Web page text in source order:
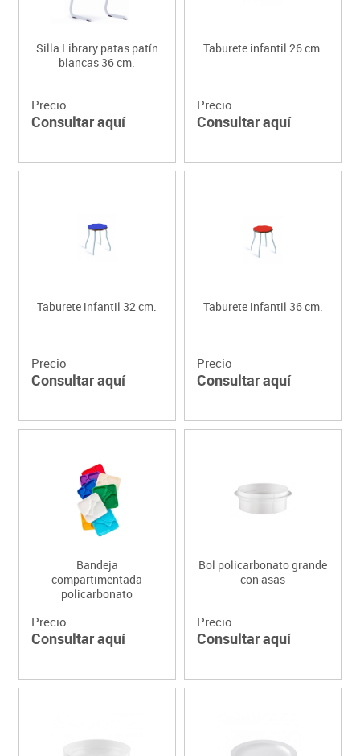
Silla Library patas patín
blancas 36 cm.
Precio
Consultar aquí
Taburete infantil 26 cm.
Precio
Consultar aquí
Taburete infantil 32 cm.
Precio
Consultar aquí
Taburete infantil 36 cm.
Precio
Consultar aquí
Bandeja
compartimentada
policarbonato
Precio
Consultar aquí
Bol policarbonato grande
con asas
Precio
Consultar aquí